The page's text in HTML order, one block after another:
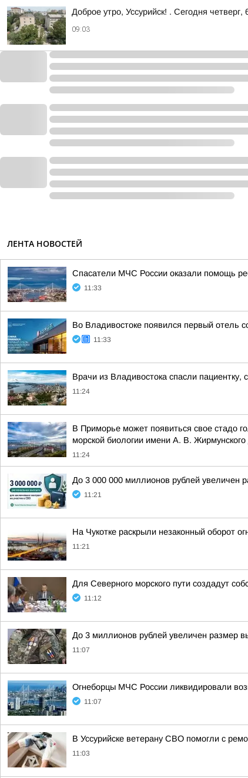
Доброе утро, Уссурийск! . Сегодня
09:03
ЛЕНТА НОВОСТЕЙ
Спасатели МЧС России оказали помощь
11:33
Во Владивостоке появился первый отель
11:33
Врачи из Владивостока спасли пациентку,
11:24
В Приморье может появиться свое стадо
морской биологии имени А. В.
11:24
До 3 000 000 миллионов рублей увеличен
11:21
На Чукотке раскрыли незаконный оборот
11:21
Для Северного морского пути создадут
11:12
До 3 миллионов рублей увеличен размер
11:07
Огнеборцы МЧС России ликвидировали
11:07
В Уссурийске ветерану СВО помогли с
11:03